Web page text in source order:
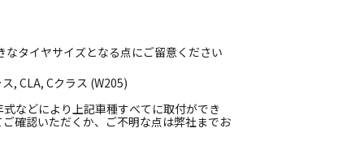
タイヤサイズとなる点にご留意ください
, CLA, Cクラス (W205)
などにより上記車種すべてに取付ができ
確認いただくか、ご不明な点は弊社までお